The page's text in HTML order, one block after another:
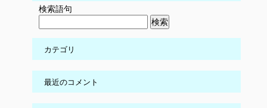
検索語句
カテゴリ
最近のコメント